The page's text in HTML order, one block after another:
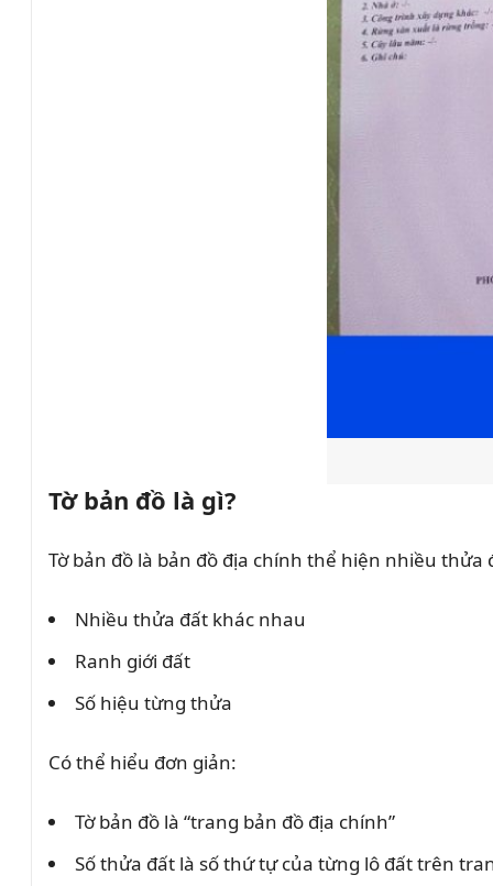
Tờ bản đồ là gì?
Tờ bản đồ là bản đồ địa chính thể hiện nhiều
Nhiều thửa đất khác nhau
Ranh giới đất
Số hiệu từng thửa
Có thể hiểu đơn giản:
Tờ bản đồ là “trang bản đồ địa chính”
Số thửa đất là số thứ tự của từng lô đất trên